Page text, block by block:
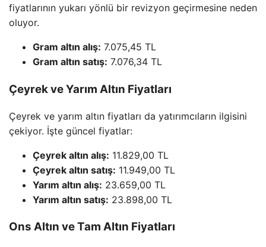
fiyatlarının yukarı yönlü bir revizyon geçirmesine neden
oluyor.
Gram altın alış: 7.075,45 TL
Gram altın satış: 7.076,34 TL
Çeyrek ve Yarım Altın Fiyatları
Çeyrek ve yarım altın fiyatları da yatırımcıların ilgisini
çekiyor. İşte güncel fiyatlar:
Çeyrek altın alış: 11.829,00 TL
Çeyrek altın satış: 11.949,00 TL
Yarım altın alış: 23.659,00 TL
Yarım altın satış: 23.898,00 TL
Ons Altın ve Tam Altın Fiyatları